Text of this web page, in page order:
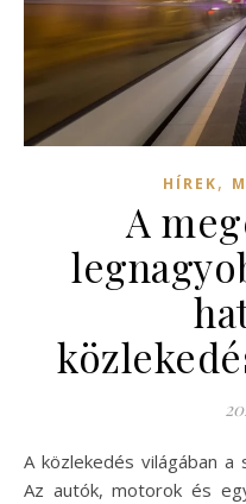
HÍREK,
A
A közlekedés világában a sebesség kulcsszerepet játszik.
Az autók, motorok és